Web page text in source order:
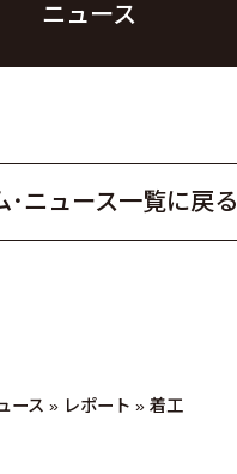
ニュース
・ニュース一覧に戻る
ース » レポート » 着工